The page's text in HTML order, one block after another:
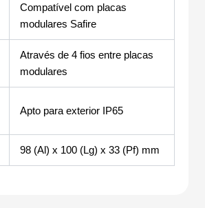
Compatível com placas
modulares Safire
Através de 4 fios entre placas
modulares
Apto para exterior IP65
98 (Al) x 100 (Lg) x 33 (Pf) mm